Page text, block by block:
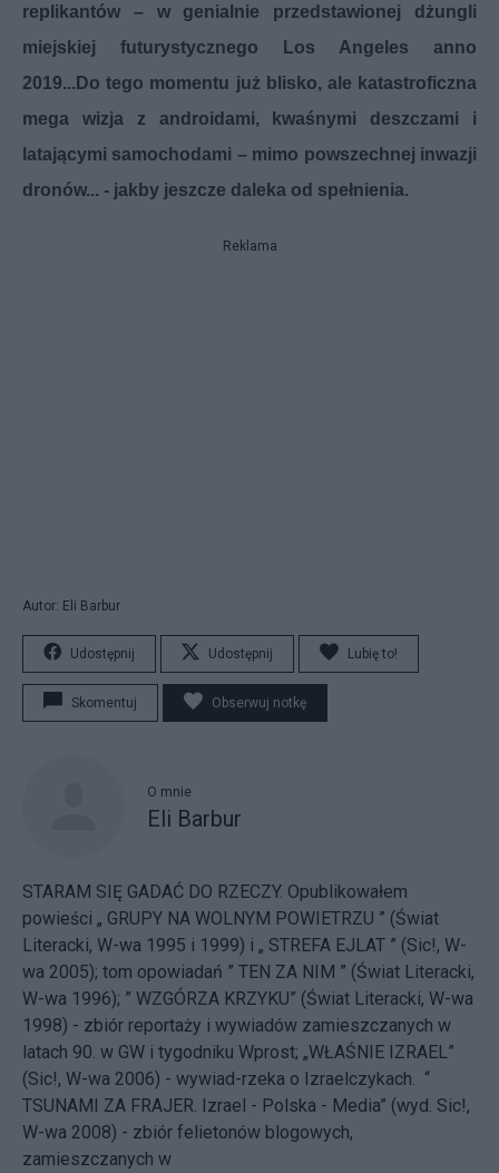
replikantów – w genialnie przedstawionej dżungli
miejskiej futurystycznego Los Angeles anno
2019...Do tego momentu już blisko, ale katastroficzna
mega wizja z androidami, kwaśnymi deszczami i
latającymi samochodami – mimo powszechnej inwazji
dronów... - jakby jeszcze daleka od spełnienia.
Reklama
Autor: Eli Barbur
Udostępnij Udostępnij Lubię to!
Skomentuj Obserwuj notkę
O mnie
Eli Barbur
STARAM SIĘ GADAĆ DO RZECZY. Opublikowałem
powieści „ GRUPY NA WOLNYM POWIETRZU ” (Świat
Literacki, W-wa 1995 i 1999) i „ STREFA EJLAT ” (Sic!, W-
wa 2005); tom opowiadań ” TEN ZA NIM ” (Świat Literacki,
W-wa 1996); ” WZGÓRZA KRZYKU” (Świat Literacki, W-wa
1998) - zbiór reportaży i wywiadów zamieszczanych w
latach 90. w GW i tygodniku Wprost; „WŁAŚNIE IZRAEL”
(Sic!, W-wa 2006) - wywiad-rzeka o Izraelczykach. “
TSUNAMI ZA FRAJER. Izrael - Polska - Media” (wyd. Sic!,
W-wa 2008) - zbiór felietonów blogowych,
zamieszczanych w